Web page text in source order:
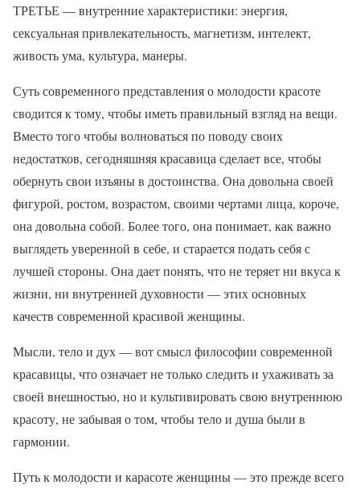
ТРЕТЬЕ — внутренние характеристики: энергия,
сексуальная привлекательность, магнетизм, интелект,
живость ума, культура, манеры.
Суть современного представления о молодости красоте
сводится к тому, чтобы иметь правильный взгляд на вещи.
Вместо того чтобы волноваться по поводу своих
недостатков, сегодняшняя красавица сделает все, чтобы
обернуть свои изъяны в достоинства. Она довольна своей
фигурой, ростом, возрастом, своими чертами лица, короче,
она довольна собой. Более того, она понимает, как важно
выглядеть уверенной в себе, и старается подать себя с
лучшей стороны. Она дает понять, что не теряет ни вкуса к
жизни, ни внутренней духовности — этих основных
качеств современной красивой женщины.
Мысли, тело и дух — вот смысл философии современной
красавицы, что означает не только следить и ухаживать за
своей внешностью, но и культивировать свою внутреннюю
красоту, не забывая о том, чтобы тело и душа были в
гармонии.
Путь к молодости и карасоте женщины — это прежде всего